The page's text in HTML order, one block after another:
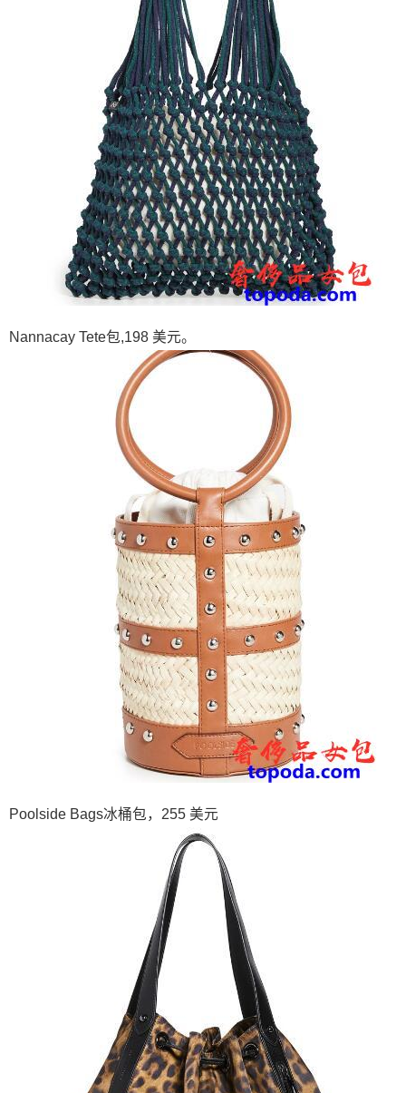
Nannacay Tete包,198 美元。
Poolside Bags冰桶包，255 美元